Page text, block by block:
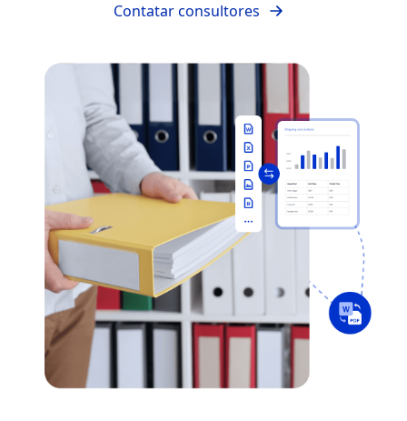
Contatar consultores